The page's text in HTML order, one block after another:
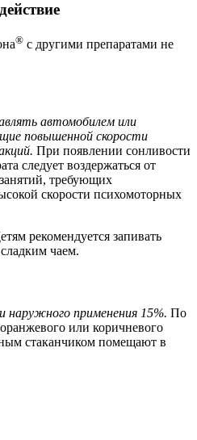
® с другими препаратами не
автомобилем или
повышенной скорости
При появлении сонливости
следует воздержаться от
требующих
скорости психомоторных
рекомендуется запивать
чаем.
наружного применения 15%. По
или коричневого
стаканчиком помещают в